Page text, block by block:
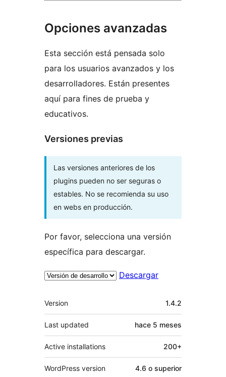
Opciones avanzadas
Esta sección está pensada solo
para los usuarios avanzados y los
desarrolladores. Están presentes
aquí para fines de prueba y
educativos.
Versiones previas
Las versiones anteriores de los
plugins pueden no ser seguras o
estables. No se recomienda su uso
en webs en producción.
Por favor, selecciona una versión
específica para descargar.
Descargar
Meta
Version 1.4.2
Last updated hace 5 meses
Active installations 200+
WordPress version 4.6 o superior